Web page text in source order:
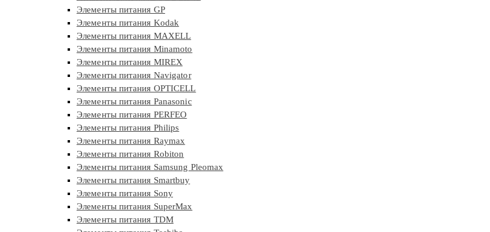
Элементы питания GP
Элементы питания Kodak
Элементы питания MAXELL
Элементы питания Minamoto
Элементы питания MIREX
Элементы питания Navigator
Элементы питания OPTICELL
Элементы питания Panasonic
Элементы питания PERFEO
Элементы питания Philips
Элементы питания Raymax
Элементы питания Robiton
Элементы питания Samsung Pleomax
Элементы питания Smartbuy
Элементы питания Sony
Элементы питания SuperMax
Элементы питания TDM